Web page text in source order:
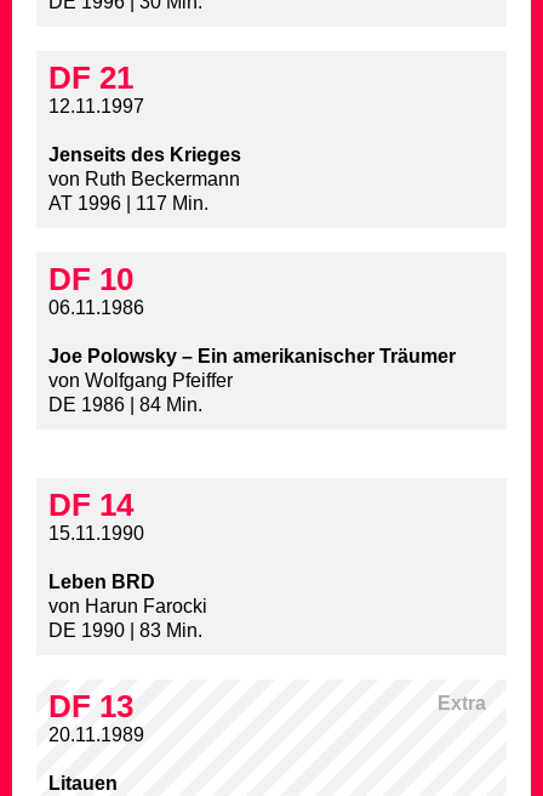
DF 21
12.11.1997
Jenseits des Krieges
von Ruth Beckermann
AT 1996 | 117 Min.
DF 10
06.11.1986
Joe Polowsky – Ein amerikanischer Träumer
von Wolfgang Pfeiffer
DE 1986 | 84 Min.
DF 14
15.11.1990
Leben BRD
von Harun Farocki
DE 1990 | 83 Min.
Extra
DF 13
20.11.1989
Litauen